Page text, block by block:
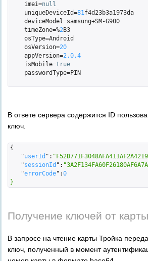
    imei=
null
    uniqueDeviceId=
81f4d23b3a1973da
    timeZone=%
2B3
    osVersion=
20
    appVersion=
2.0.4
    isMobile=
true
В ответе сервера содержится ID
ключ.
{
   "
userId ":
   "
sessionId ":
   "
errorCode":0
}
Получение ключей от
В запросе на чтение карты Тройка
ключ, полученный в момент